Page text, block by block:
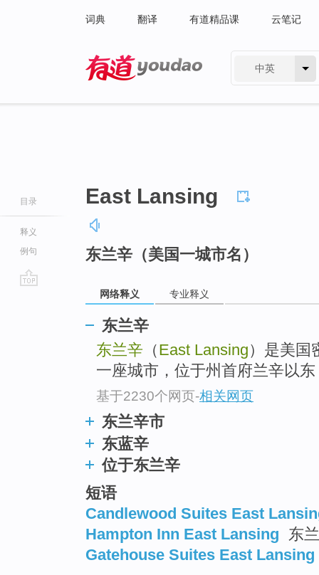
词典 翻译 有道精品课 云笔记
中英
目录
释义
例句
East Lansing
东兰辛（美国一城市名）
网络释义 专业释义
东兰辛
东兰辛 （East Lansing）是美国
一座城市，位于州首府兰辛以
基于2230个网页-相关网页
东兰辛市
东蓝辛
位于东兰辛
短语
Candlewood Suites East
Hampton Inn East Lansing 东
Gatehouse Suites East Lansing